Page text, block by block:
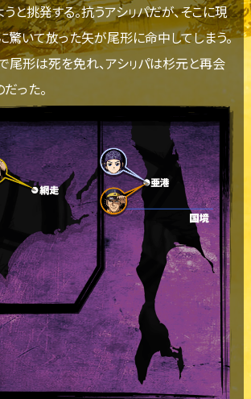
と挑発する。抗うアシㇼパだが、そこに現
いて放った矢が尾形に命中してしまう。
尾形は死を免れ、アシㇼパは杉元と再会
った。